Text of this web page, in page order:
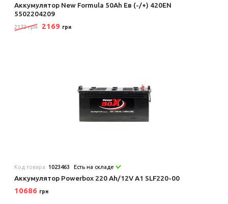
Аккумулятор New Formula 50Ah Ев (-/+) 420EN
5502204209
2172 грн 2169 грн
Код товара: 1023463 Есть на складе
Аккумулятор Powerbox 220 Аh/12V А1 SLF220-00
10686 грн